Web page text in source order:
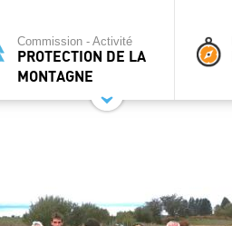
Commission - Activité
PROTECTION DE LA
MONTAGNE